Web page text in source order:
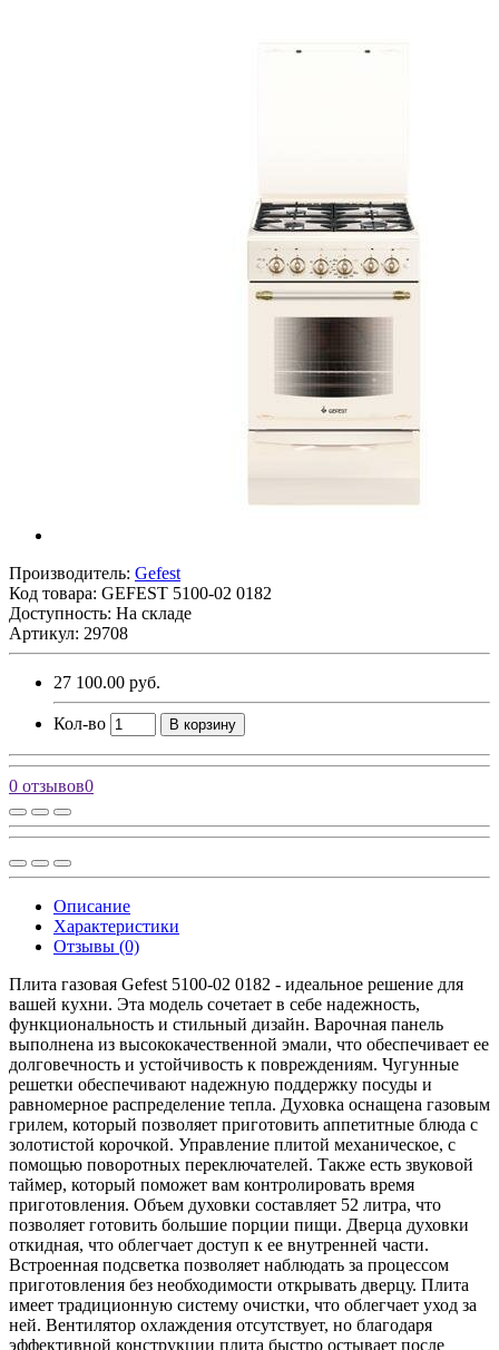
Производитель: Gefest
Код товара: GEFEST 5100-02 0182
Доступность: На складе
Артикул: 29708
27 100.00 руб.
Кол-во В корзину
0 отзывов0
Описание
Характеристики
Отзывы (0)
Плита газовая Gefest 5100-02 0182 - идеальное решение для
вашей кухни. Эта модель сочетает в себе надежность,
функциональность и стильный дизайн. Варочная панель
выполнена из высококачественной эмали, что обеспечивает ее
долговечность и устойчивость к повреждениям. Чугунные
решетки обеспечивают надежную поддержку посуды и
равномерное распределение тепла. Духовка оснащена газовым
грилем, который позволяет приготовить аппетитные блюда с
золотистой корочкой. Управление плитой механическое, с
помощью поворотных переключателей. Также есть звуковой
таймер, который поможет вам контролировать время
приготовления. Объем духовки составляет 52 литра, что
позволяет готовить большие порции пищи. Дверца духовки
откидная, что облегчает доступ к ее внутренней части.
Встроенная подсветка позволяет наблюдать за процессом
приготовления без необходимости открывать дверцу. Плита
имеет традиционную систему очистки, что облегчает уход за
ней. Вентилятор охлаждения отсутствует, но благодаря
эффективной конструкции плита быстро остывает после